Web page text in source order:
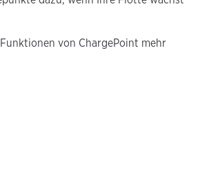
von ChargePoint mehr